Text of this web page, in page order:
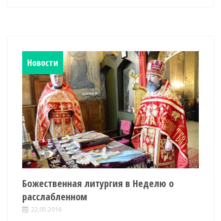
Новости
Божественная литургия в Неделю о
расслабленном
22.05.2016